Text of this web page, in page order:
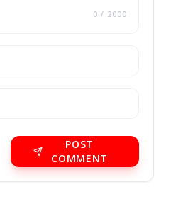
0 / 2000
POST
COMMENT